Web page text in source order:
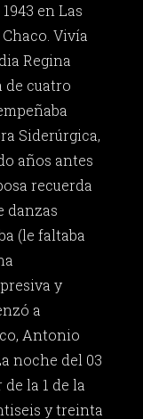
en Las
Vivía
Regina
de cuatro
Siderúrgica,
años antes
recuerda
danzas
(le faltaba
y
a
Antonio
noche del 03
la 1 de la
y treinta